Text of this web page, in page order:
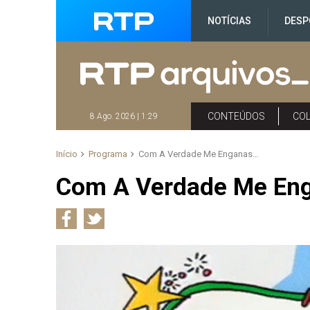
NOTÍCIAS
8 Ago. 2026 | 1:29 CONTEÚDOS
Início Programa Com A Verdade Me Enganas…
Com A Verdade Me